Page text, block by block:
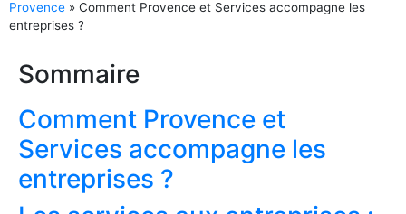
Provence » Comment Provence et Services accompagne les
entreprises ?
Sommaire
Comment Provence et
Services accompagne les
entreprises ?